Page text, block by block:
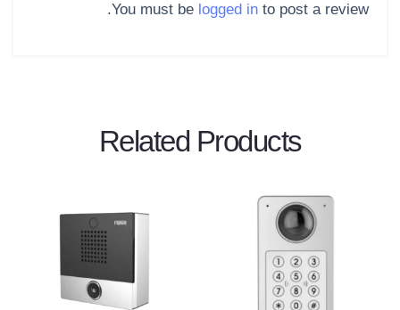
You must be logged in to post a review.
Related Products